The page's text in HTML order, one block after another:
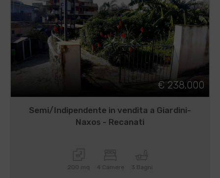
€ 238.000
Semi/Indipendente in vendita a Giardini-
Naxos - Recanati
200 mq 4 Camere 3 Bagni